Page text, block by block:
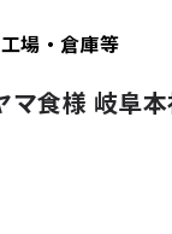
設計施工 木造建築